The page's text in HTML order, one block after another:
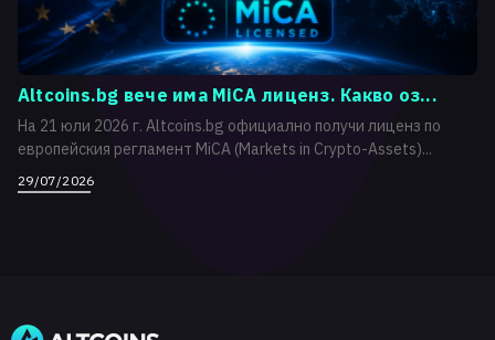
Altcoins.bg вече има MiCA лиценз. Какво оз...
На 21 юли 2026 г. Altcoins.bg официално получи лиценз по
европейския регламент MiCA (Markets in Crypto-Assets)...
29/07/2026